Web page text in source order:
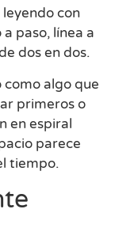
con
paso, línea a
dos en dos.
como algo que
primeros o
en espiral
parece
tiempo.